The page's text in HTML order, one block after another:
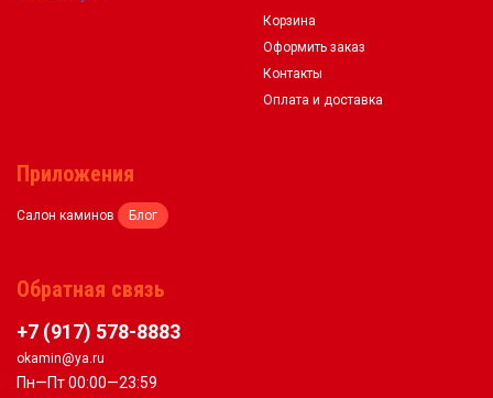
Корзина
Оформить заказ
Контакты
Оплата и доставка
Приложения
Салон каминов Блог
Обратная связь
+7 (917) 578-8883
okamin@ya.ru
Пн—Пт 00:00—23:59